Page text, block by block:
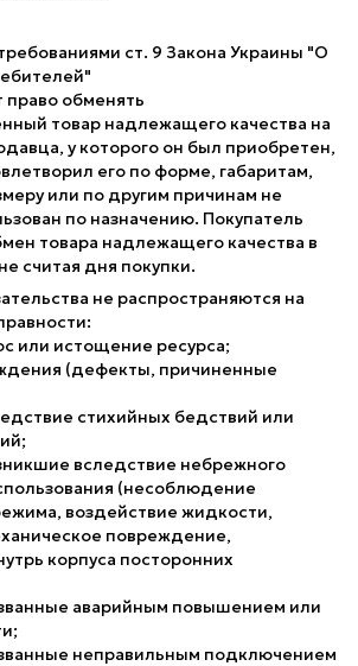
ст. 9 Закона Украины "О
право обменять
товар надлежащего качества на
у которого он был приобретен,
его по форме, габаритам,
или по другим причинам не
по назначению. Покупатель
товара надлежащего качества в
считая дня покупки.
не распространяются на
или истощение ресурса;
(дефекты, причиненные
стихийных бедствий или
вследствие небрежного
(несоблюдение
воздействие жидкости,
повреждение,
корпуса посторонних
аварийным повышением или
неправильным подключением